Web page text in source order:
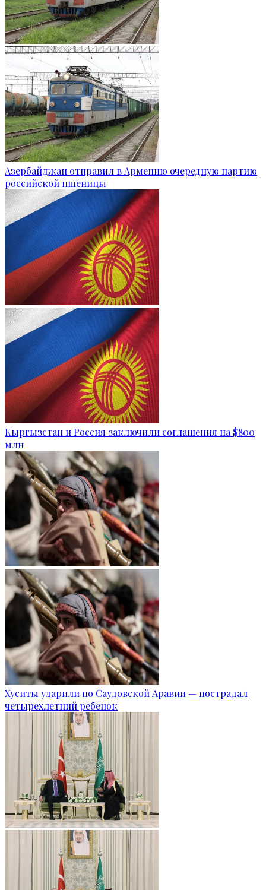
Азербайджан отправил в Армению очередную партию
российской пшеницы
Кыргызстан и Россия заключили соглашения на $800
млн
Хуситы ударили по Саудовской Аравии — пострадал
четырехлетний ребенок